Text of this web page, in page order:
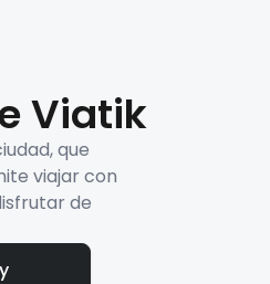
Viatik
que
viajar con
de